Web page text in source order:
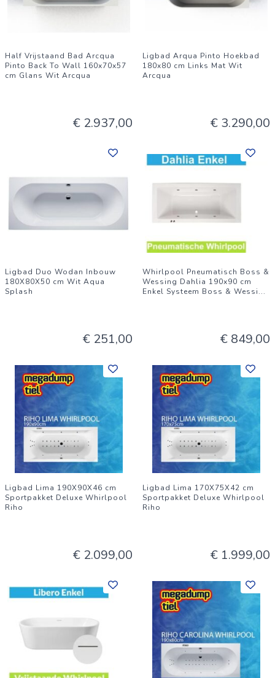
Half Vrijstaand Bad Arcqua
Pinto Back To Wall 160x70x57
cm Glans Wit Arcqua
€ 2.937,00
Ligbad Arqua Pinto Hoekbad
180x80 cm Links Mat Wit
Arcqua
€ 3.290,00
Ligbad Duo Wodan Inbouw
180X80X50 cm Wit Aqua
Splash
€ 251,00
Whirlpool Pneumatisch Boss &
Wessing Dahlia 190x90 cm
Enkel Systeem Boss & Wessi...
€ 849,00
Ligbad Lima 190X90X46 cm
Sportpakket Deluxe Whirlpool
Riho
€ 2.099,00
Ligbad Lima 170X75X42 cm
Sportpakket Deluxe Whirlpool
Riho
€ 1.999,00